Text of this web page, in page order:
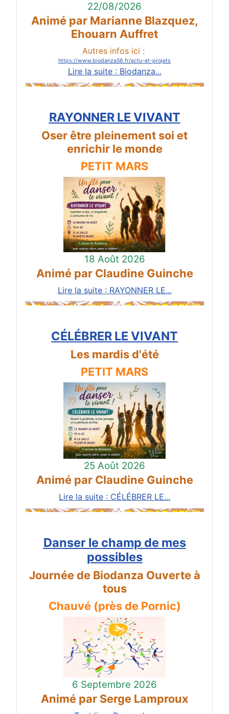
22/08/2026
Animé par Marianne Blazquez,
Ehouarn Auffret
Autres infos ici :
https://www.biodanza56.fr/actu-et-projets
Lire la suite : Biodanza...
RAYONNER LE VIVANT
Oser être pleinement soi et
enrichir le monde
PETIT MARS
18 Août 2026
Animé par Claudine Guinche
Lire la suite : RAYONNER LE...
CÉLÉBRER LE VIVANT
Les mardis d'été
PETIT MARS
25 Août 2026
Animé par Claudine Guinche
Lire la suite : CÉLÉBRER LE...
Danser le champ de mes
possibles
Journée de Biodanza Ouverte à
tous
Chauvé (près de Pornic)
6 Septembre 2026
Animé par Serge Lamproux